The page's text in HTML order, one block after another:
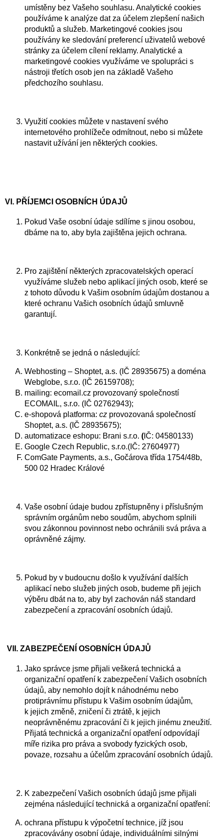
umístěny bez Vašeho souhlasu. Analytické cookies
používáme k analýze dat za účelem zlepšení našich
produktů a služeb. Marketingové cookies jsou
používány ke sledování preferencí uživatelů webové
stránky za účelem cílení reklamy. Analytické a
marketingové cookies využíváme ve spolupráci s
nástroji třetích osob jen na základě Vašeho
předchozího souhlasu.
Využití cookies můžete v nastavení svého
internetového prohlížeče odmítnout, nebo si můžete
nastavit užívání jen některých cookies.
VI. PŘÍJEMCI OSOBNÍCH ÚDAJŮ
Pokud Vaše osobní údaje sdílíme s jinou osobou,
dbáme na to, aby byla zajištěna jejich ochrana.
Pro zajištění některých zpracovatelských operací
využíváme služeb nebo aplikací jiných osob, které se
z tohoto důvodu k Vašim osobním údajům dostanou a
které ochranu Vašich osobních údajů smluvně
garantují.
Konkrétně se jedná o následující:
Webhosting – Shoptet, a.s. (IČ 28935675) a doména
Webglobe, s.r.o. (IČ 26159708);
mailing: ecomail.cz provozovaný společností
ECOMAIL, s.r.o. (IČ 02762943);
e-shopová platforma: cz provozovaná společností
Shoptet, a.s. (IČ 28935675);
automatizace eshopu: Brani s.r.o. ( IČ: 04580133)
Google Czech Republic, s.r.o.(IČ: 27604977)
ComGate Payments, a.s., Gočárova třída 1754/48b,
500 02 Hradec Králové
Vaše osobní údaje budou zpřístupněny i příslušným
správním orgánům nebo soudům, abychom splnili
svou zákonnou povinnost nebo ochránili svá práva a
oprávněné zájmy.
Pokud by v budoucnu došlo k využívání dalších
aplikací nebo služeb jiných osob, budeme při jejich
výběru dbát na to, aby byl zachován náš standard
zabezpečení a zpracování osobních údajů.
VII. ZABEZPEČENÍ OSOBNÍCH ÚDAJŮ
Jako správce jsme přijali veškerá technická a
organizační opatření k zabezpečení Vašich osobních
údajů, aby nemohlo dojít k náhodnému nebo
protiprávnímu přístupu k Vašim osobním údajům,
k jejich změně, zničení či ztrátě, k jejich
neoprávněnému zpracování či k jejich jinému zneužití.
Přijatá technická a organizační opatření odpovídají
míře rizika pro práva a svobody fyzických osob,
povaze, rozsahu a účelům zpracování osobních údajů.
K zabezpečení Vašich osobních údajů jsme přijali
zejména následující technická a organizační opatření:
ochrana přístupu k výpočetní technice, jíž jsou
zpracovávány osobní údaje, individuálními silnými